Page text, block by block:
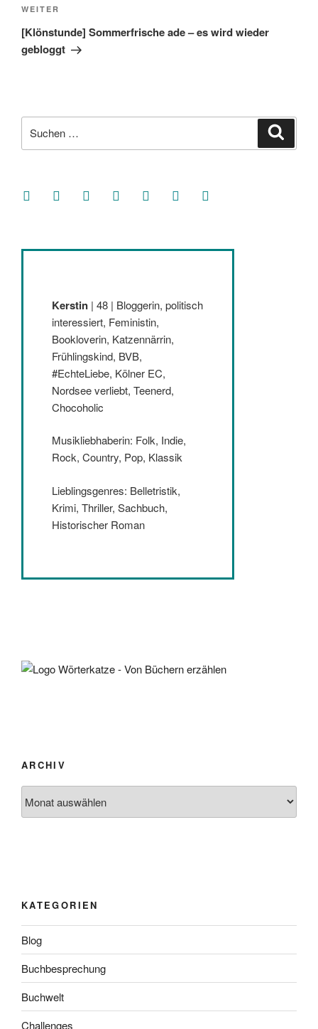
Nächster
Beitrag
WEITER
[Klönstunde] Sommerfrische ade – es wird wieder
gebloggt
nach:
facebooksoundcloud
twitter mastodoninstagramthreads goodreads
Kerstin | 48 | Bloggerin, politisch
interessiert, Feministin,
Bookloverin, Katzennärrin,
Frühlingskind, BVB,
#EchteLiebe, Kölner EC,
Nordsee verliebt, Teenerd,
Chocoholic
Musikliebhaberin: Folk, Indie,
Rock, Country, Pop, Klassik
Lieblingsgenres: Belletristik,
Krimi, Thriller, Sachbuch,
Historischer Roman
ARCHIV
KATEGORIEN
Blog
Buchbesprechung
Buchwelt
Challenges